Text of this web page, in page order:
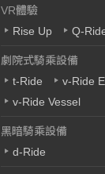
VR體驗
Rise Up
Q-
劇院式騎乘設備
t-Ride
v-Ride
v-Ride Vessel
黑暗騎乘設備
d-Ride